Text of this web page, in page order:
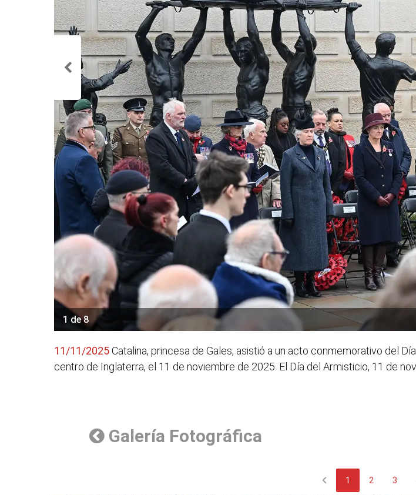
1 de 8
11/11/2025Catalina, princesa de Gales, asistió a un acto conmemorativo del
centro de Inglaterra, el 11 de noviembre de 2025. El Día del Armisticio, 11 de
Galería Fotográfica
chevron_left 1 2 3